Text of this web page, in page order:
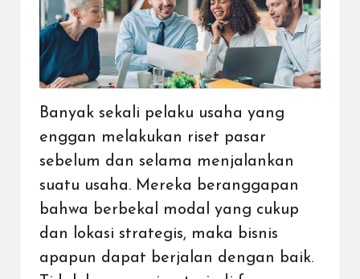
mudah,
aman.
Banyak sekali pelaku usaha yang
enggan melakukan riset pasar
sebelum dan selama menjalankan
suatu usaha. Mereka beranggapan
bahwa berbekal modal yang cukup
dan
lokasi strategis, maka bisnis
apapun dapat berjalan dengan baik.